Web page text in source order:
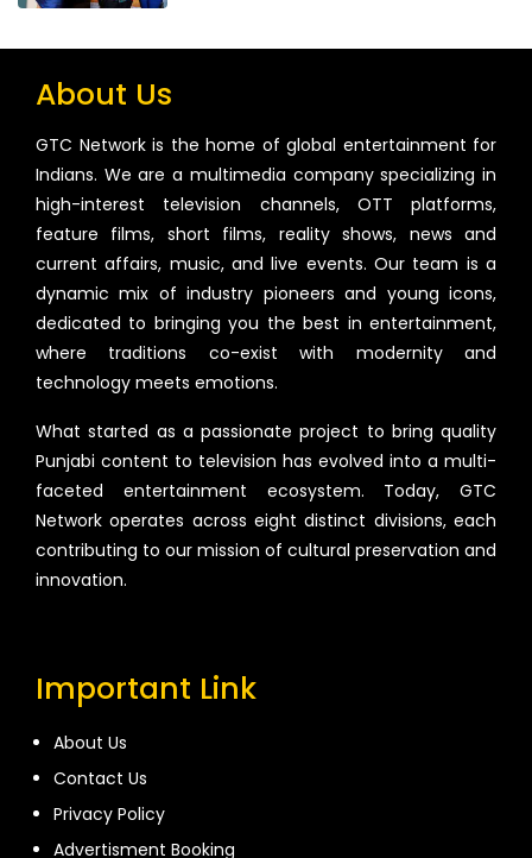
About Us
GTC Network is the home of global entertainment for
Indians. We are a multimedia company specializing in
high-interest television channels, OTT platforms,
feature films, short films, reality shows, news and
current affairs, music, and live events. Our team is a
dynamic mix of industry pioneers and young icons,
dedicated to bringing you the best in entertainment,
where traditions co-exist with modernity and
technology meets emotions.
What started as a passionate project to bring quality
Punjabi content to television has evolved into a multi-
faceted entertainment ecosystem. Today, GTC
Network operates across eight distinct divisions, each
contributing to our mission of cultural preservation and
innovation.
Important Link
About Us
Contact Us
Privacy Policy
Advertisment Booking